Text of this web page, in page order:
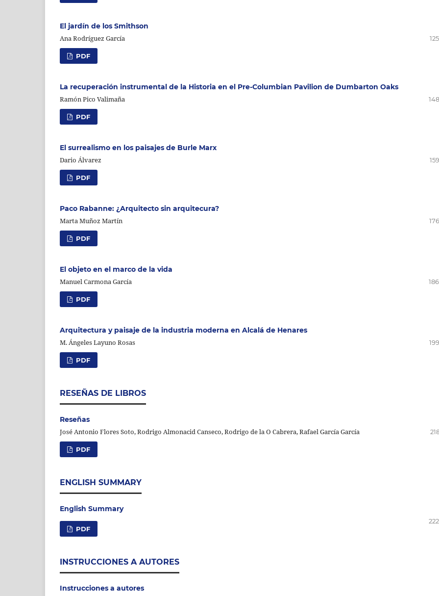
El jardín de los Smithson
Ana Rodríguez García
PDF
La recuperación instrumental de la Historia en el Pre-Columbian Pavilion de Dumbarton Oaks
Ramón Pico Valimaña
PDF
El surrealismo en los paisajes de Burle Marx
Dario Álvarez
PDF
Paco Rabanne: ¿Arquitecto sin arquitecura?
Marta Muñoz Martín
PDF
El objeto en el marco de la vida
Manuel Carmona García
PDF
Arquitectura y paisaje de la industria moderna en Alcalá de Henares
M. Ángeles Layuno Rosas
PDF
RESEÑAS DE LIBROS
Reseñas
José Antonio Flores Soto, Rodrigo Almonacid Canseco, Rodrigo de la O Cabrera, Rafael García García
PDF
ENGLISH SUMMARY
English Summary
PDF
INSTRUCCIONES A AUTORES
Instrucciones a autores